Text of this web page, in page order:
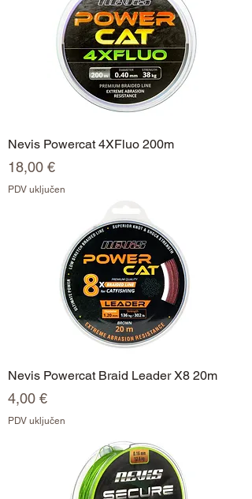
Nevis Powercat 4XFluo 200m
Cijena
18,00 €
PDV uključen
Nevis Powercat Braid Leader X8 20m
Cijena
4,00 €
PDV uključen